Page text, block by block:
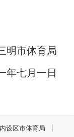
明市体育局
年七月一日
设区市体育局